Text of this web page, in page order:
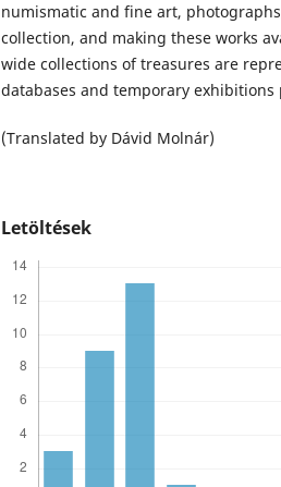
numismatic and fine art,
collection, and making these works
wide collections of treasures are
databases and temporary exhibitions
(Translated by Dávid Molnár)
Letöltések